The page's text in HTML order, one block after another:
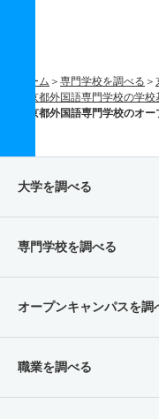
ホーム 専門学校を調べる
京都外国語専門学校の学校
京都外国語専門学校のオ
大学を調べる
専門学校を調べる
オープンキャンパスを調
職業を調べる